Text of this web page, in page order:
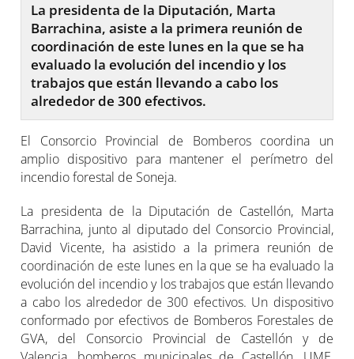
La presidenta de la Diputación, Marta
Barrachina, asiste a la primera reunión de
coordinación de este lunes en la que se ha
evaluado la evolución del incendio y los
trabajos que están llevando a cabo los
alrededor de 300 efectivos.
El Consorcio Provincial de Bomberos coordina un
amplio dispositivo para mantener el perímetro del
incendio forestal de Soneja.
La presidenta de la Diputación de Castellón, Marta
Barrachina, junto al diputado del Consorcio Provincial,
David Vicente, ha asistido a la primera reunión de
coordinación de este lunes en la que se ha evaluado la
evolución del incendio y los trabajos que están llevando
a cabo los alrededor de 300 efectivos. Un dispositivo
conformado por efectivos de Bomberos Forestales de
GVA, del Consorcio Provincial de Castellón y de